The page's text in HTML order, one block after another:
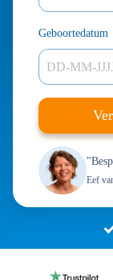
Geboortedatum
DD-MM-
Eef